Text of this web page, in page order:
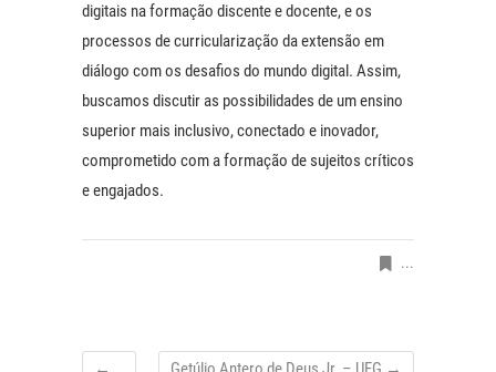
digitais na formação discente e docente, e os
processos de curricularização da extensão em
diálogo com os desafios do mundo digital. Assim,
buscamos discutir as possibilidades de um ensino
superior mais inclusivo, conectado e inovador,
comprometido com a formação de sujeitos críticos
e engajados.
...